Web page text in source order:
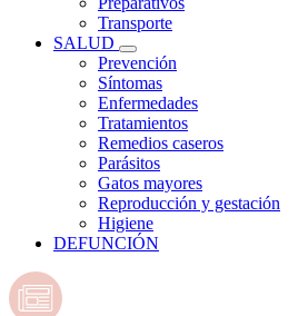
Transporte
SALUD
Prevención
Síntomas
Enfermedades
Tratamientos
Remedios caseros
Parásitos
Gatos mayores
Reproducción y gestación
Higiene
DEFUNCIÓN